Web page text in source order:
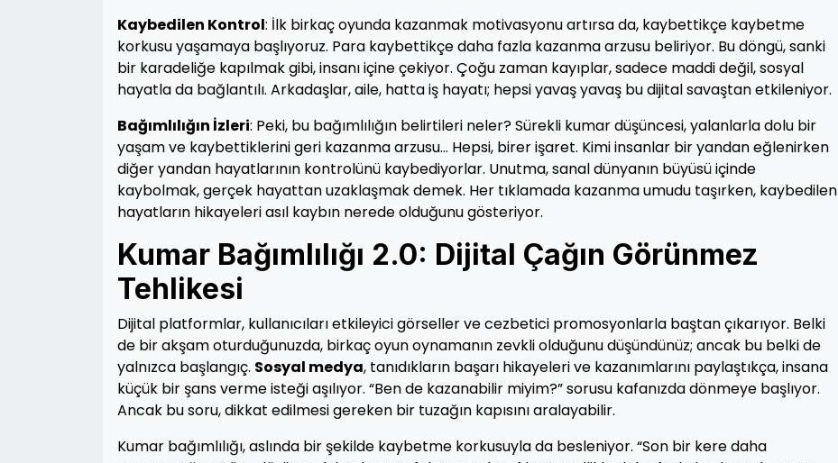
Kaybedilen Kontrol: İlk birkaç oyunda kazanmak motivasyonu artırsa da, kaybettikçe kaybetme
korkusu yaşamaya başlıyoruz. Para kaybettikçe daha fazla kazanma arzusu beliriyor. Bu döngü, sanki
bir karadeliğe kapılmak gibi, insanı içine çekiyor. Çoğu zaman kayıplar, sadece maddi değil, sosyal
hayatla da bağlantılı. Arkadaşlar, aile, hatta iş hayatı; hepsi yavaş yavaş bu dijital savaştan etkileniyor.
Bağımlılığın İzleri: Peki, bu bağımlılığın belirtileri neler? Sürekli kumar düşüncesi, yalanlarla dolu bir
yaşam ve kaybettiklerini geri kazanma arzusu… Hepsi, birer işaret. Kimi insanlar bir yandan eğlenirken
diğer yandan hayatlarının kontrolünü kaybediyorlar. Unutma, sanal dünyanın büyüsü içinde
kaybolmak, gerçek hayattan uzaklaşmak demek. Her tıklamada kazanma umudu taşırken, kaybedilen
hayatların hikayeleri asıl kaybın nerede olduğunu gösteriyor.
Kumar Bağımlılığı 2.0: Dijital Çağın Görünmez
Tehlikesi
Dijital platformlar, kullanıcıları etkileyici görseller ve cezbetici promosyonlarla baştan çıkarıyor. Belki
de bir akşam oturduğunuzda, birkaç oyun oynamanın zevkli olduğunu düşündünüz; ancak bu belki de
yalnızca başlangıç. Sosyal medya, tanıdıkların başarı hikayeleri ve kazanımlarını paylaştıkça, insana
küçük bir şans verme isteği aşılıyor. “Ben de kazanabilir miyim?” sorusu kafanızda dönmeye başlıyor.
Ancak bu soru, dikkat edilmesi gereken bir tuzağın kapısını aralayabilir.
Kumar bağımlılığı, aslında bir şekilde kaybetme korkusuyla da besleniyor. “Son bir kere daha